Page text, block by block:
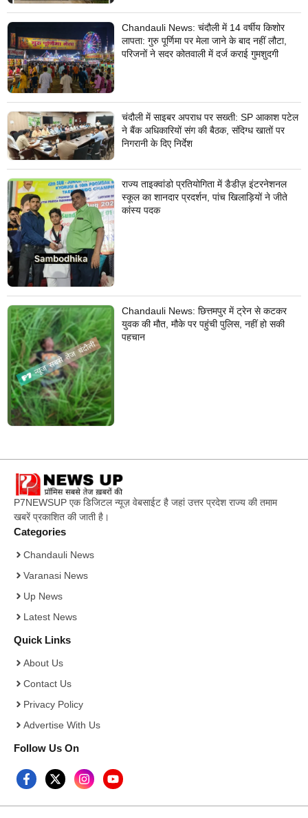
Chandauli News: चंदौली में 14 वर्षीय किशोर
लापता: गुरु पूर्णिमा पर मेला जाने के बाद नहीं लौटा,
परिजनों ने सदर कोतवाली में दर्ज कराई गुमशुदगी
चंदौली में साइबर अपराध पर सख्ती: SP आकाश पटेल
ने बैंक अधिकारियों संग की बैठक, संदिग्ध खातों पर
निगरानी के दिए निर्देश
राज्य ताइक्वांडो प्रतियोगिता में डैडीज़ इंटरनेशनल
स्कूल का शानदार प्रदर्शन, पांच खिलाड़ियों ने जीते
कांस्य पदक
Chandauli News: छित्तमपुर में ट्रेन से कटकर
युवक की मौत, मौके पर पहुंची पुलिस, नहीं हो सकी
पहचान
P7NEWSUP एक डिजिटल न्यूज़ वेबसाईट है जहां उत्तर प्रदेश राज्य की तमाम
खबरें प्रकाशित की जाती है।
Categories
Chandauli News
Varanasi News
Up News
Latest News
Quick Links
About Us
Contact Us
Privacy Policy
Advertise With Us
Follow Us On